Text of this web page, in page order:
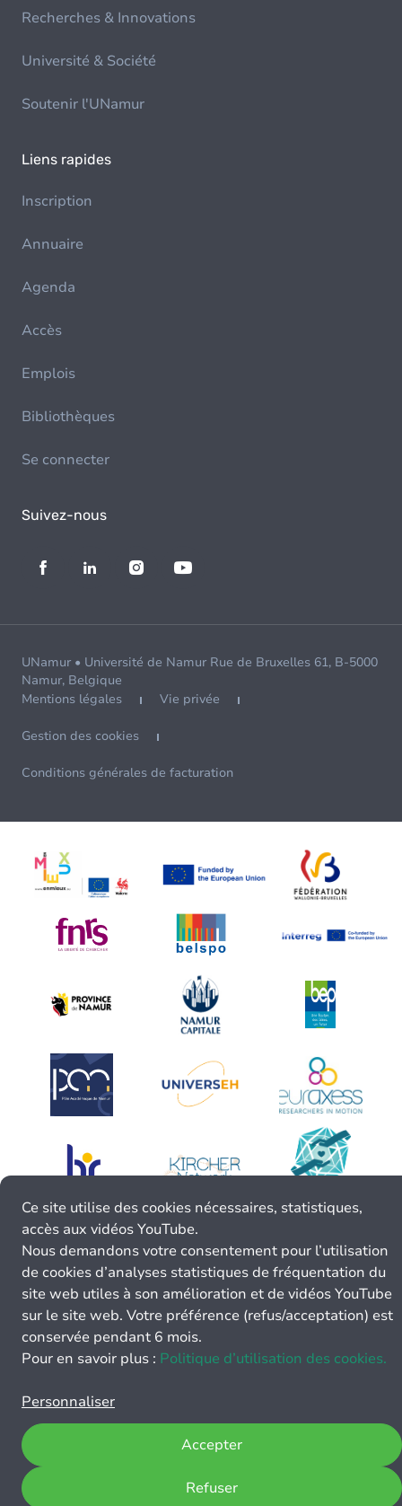
Recherches & Innovations
Université & Société
Soutenir l'UNamur
Liens rapides
Inscription
Annuaire
Agenda
Accès
Emplois
Bibliothèques
Se connecter
Suivez-nous
UNamur • Université de Namur Rue de Bruxelles 61, B-5000
Namur, Belgique
Mentions légales
Vie privée
Gestion des cookies
Conditions générales de facturation
Ce site utilise des cookies nécessaires, statistiques,
accès aux vidéos YouTube.
Nous demandons votre consentement pour l’utilisation
de cookies d’analyses statistiques de fréquentation du
site web utiles à son amélioration et de vidéos YouTube
sur le site web. Votre préférence (refus/acceptation) est
conservée pendant 6 mois.
Pour en savoir plus : Politique d’utilisation des cookies.
Personnaliser
Refuser
Accepter